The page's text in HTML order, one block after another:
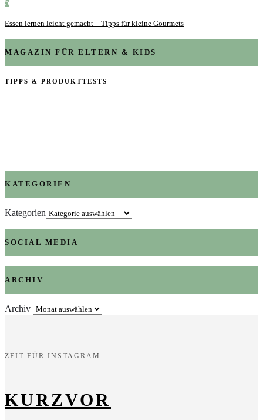
Essen lernen leicht gemacht – Tipps für kleine Gourmets
MAGAZIN FÜR ELTERN & KIDS
TIPPS & PRODUKTTESTS
KATEGORIEN
Kategorien
SOCIAL MEDIA
ARCHIV
Archiv
ZEIT FÜR INSTAGRAM
KURZVOR